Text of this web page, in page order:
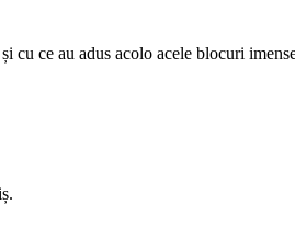
cu ce au adus acolo acele blocuri